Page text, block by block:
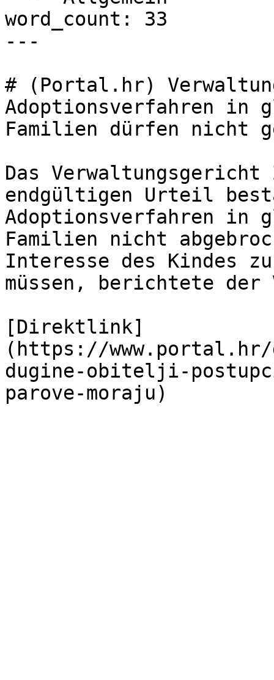
word_count: 33
---
# (Portal.hr)
Adoptionsverfahren in
Familien dürfen nicht
Das
endgültigen Urteil
Adoptionsverfahren in
Familien nicht
Interesse des Kindes
müssen, berichtete der
[Direktlink]
(https://www.portal.hr/
dugine-obitelji-
parove-moraju)